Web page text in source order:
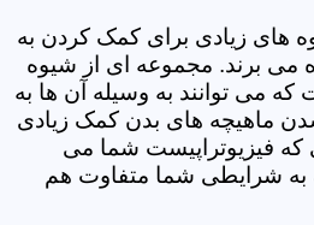
های زیادی برای کمک کردن به
می برند. مجموعه ای از شیوه
می توانند به وسیله آن ها به
ماهیچه های بدن کمک زیادی
که فیزیوتراپیست شما می
به شرایطی شما متفاوت هم